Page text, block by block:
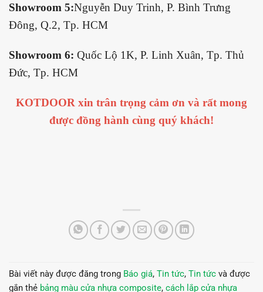
Showroom 5:Nguyễn Duy Trinh, P. Bình Trưng
Đông, Q.2, Tp. HCM
Showroom 6: Quốc Lộ 1K, P. Linh Xuân, Tp. Thủ
Đức, Tp. HCM
KOTDOOR xin trân trọng cảm ơn và rất mong
được đồng hành cùng quý khách!
Bài viết này được đăng trong Báo giá, Tin tức, Tin tức và được
gắn thẻ bảng màu cửa nhựa composite, cách lắp cửa nhựa